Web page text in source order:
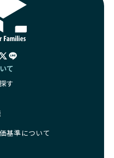
て
す
基準について